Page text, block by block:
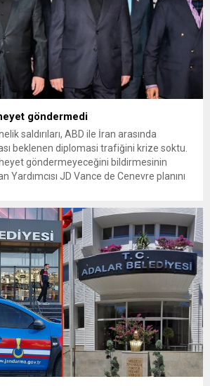
göndermedi
saldırıları, ABD ile İran arasında
beklenen diplomasi trafiğini krize soktu.
heyet göndermeyeceğini bildirmesinin
Yardımcısı JD Vance de Cenevre planını
getirdi. İran, İsrail’in...